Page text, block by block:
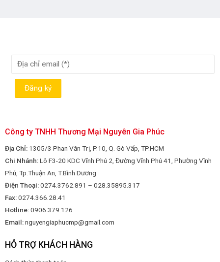
Công ty TNHH Thương Mại Nguyên Gia Phúc
Địa Chỉ:1305/3 Phan Văn Trị, P.10, Q. Gò Vấp, TP.HCM
Chi Nhánh:Lô F3-20 KDC Vĩnh Phú 2, Đường Vĩnh Phú 41, Phường Vĩnh
Phú, Tp.Thuận An, T.Bình Dương
Điện Thoại:0274.3762.891 – 028.35895.317
Fax:0274.366.28.41
Hotline: 0906.379.126
Email: nguyengiaphucmp@gmail.com
HỖ TRỢ KHÁCH HÀNG